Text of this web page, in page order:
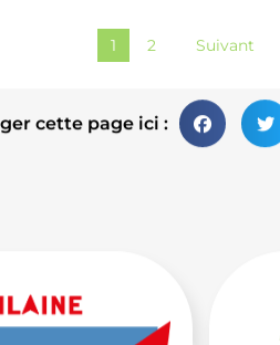
1 2 Suivant
cette page ici :